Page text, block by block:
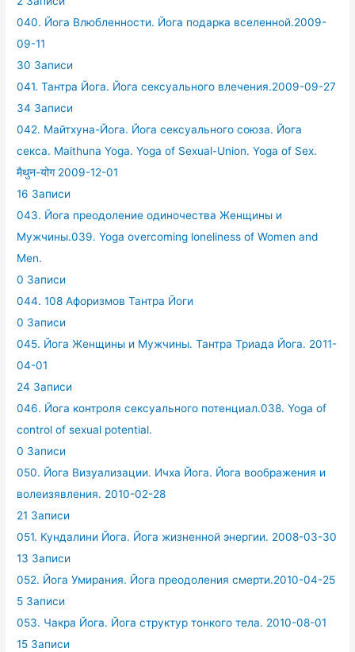
040. Йога Влюбленности. Йога подарка вселенной.2009-
09-11
30 Записи
041. Тантра Йога. Йога сексуального влечения.2009-09-27
34 Записи
042. Майтхуна-Йога. Йога сексуального союза. Йога
секса. Maithuna Yoga. Yoga of Sexual-Union. Yoga of Sex.
मैथुन-योग 2009-12-01
16 Записи
043. Йога преодоление одиночества Женщины и
Мужчины.039. Yoga overcoming loneliness of Women and
Men.
0 Записи
044. 108 Афоризмов Тантра Йоги
0 Записи
045. Йога Женщины и Мужчины. Тантра Триада Йога. 2011-
04-01
24 Записи
046. Йога контроля сексуального потенциал.038. Yoga of
control of sexual potential.
0 Записи
050. Йога Визуализации. Ичха Йога. Йога воображения и
волеизявления. 2010-02-28
21 Записи
051. Кундалини Йога. Йога жизненной энергии. 2008-03-30
13 Записи
052. Йога Умирания. Йога преодоления смерти.2010-04-25
5 Записи
053. Чакра Йога. Йога структур тонкого тела. 2010-08-01
15 Записи